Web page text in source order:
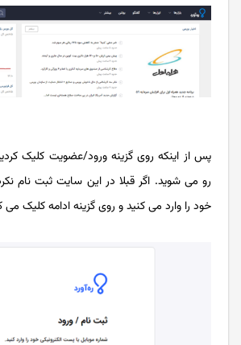
پس از اینکه روی گزینه ورود/عضویت کلیک
رو می شوید. اگر قبلا در این سایت ثبت نام
خود را وارد می کنید و روی گزینه ادامه کلیک می